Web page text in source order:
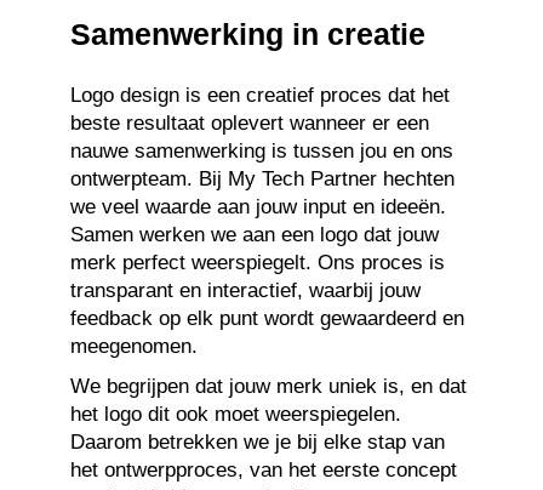
Samenwerking in creatie
Logo design is een creatief proces dat het
beste resultaat oplevert wanneer er een
nauwe samenwerking is tussen jou en ons
ontwerpteam. Bij My Tech Partner hechten
we veel waarde aan jouw input en ideeën.
Samen werken we aan een logo dat jouw
merk perfect weerspiegelt. Ons proces is
transparant en interactief, waarbij jouw
feedback op elk punt wordt gewaardeerd en
meegenomen.
We begrijpen dat jouw merk uniek is, en dat
het logo dit ook moet weerspiegelen.
Daarom betrekken we je bij elke stap van
het ontwerpproces, van het eerste concept